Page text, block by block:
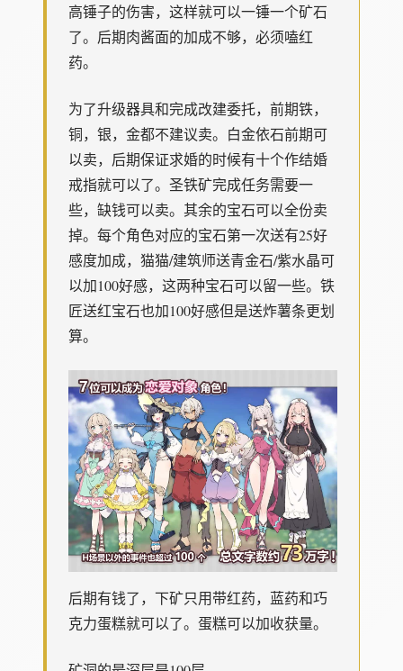
高锤子的伤害，这样就可以一锤一个矿石
了。后期肉酱面的加成不够，必须嗑红
药。
为了升级器具和完成改建委托，前期铁，
铜，银，金都不建议卖。白金依石前期可
以卖，后期保证求婚的时候有十个作结婚
戒指就可以了。圣铁矿完成任务需要一
些，缺钱可以卖。其余的宝石可以全份卖
掉。每个角色对应的宝石第一次送有25好
感度加成，猫猫/建筑师送青金石/紫水晶可
以加100好感，这两种宝石可以留一些。铁
匠送红宝石也加100好感但是送炸薯条更划
算。
后期有钱了，下矿只用带红药，蓝药和巧
克力蛋糕就可以了。蛋糕可以加收获量。